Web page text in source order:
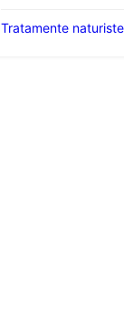
Tratamente naturiste